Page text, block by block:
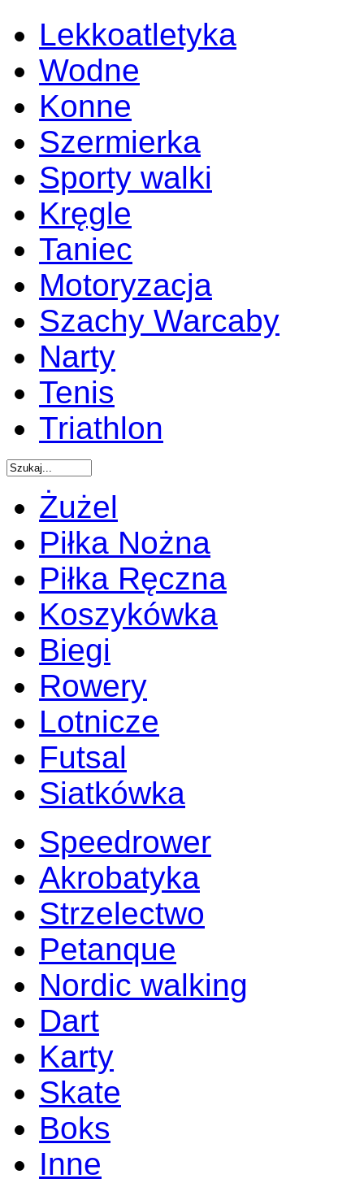
Lekkoatletyka
Wodne
Konne
Szermierka
Sporty walki
Kręgle
Taniec
Motoryzacja
Szachy Warcaby
Narty
Tenis
Triathlon
Żużel
Piłka Nożna
Piłka Ręczna
Koszykówka
Biegi
Rowery
Lotnicze
Futsal
Siatkówka
Speedrower
Akrobatyka
Strzelectwo
Petanque
Nordic walking
Dart
Karty
Skate
Boks
Inne